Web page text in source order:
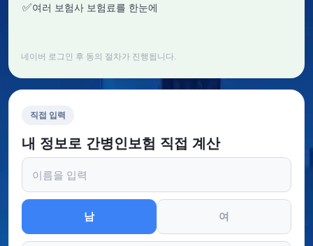
✅여러 보험사 보험료를 한눈에
네이버 로그인 후 동의 절차가 진행됩니다.
직접 입력
내 정보로 간병인보험 직접 계산
남 여